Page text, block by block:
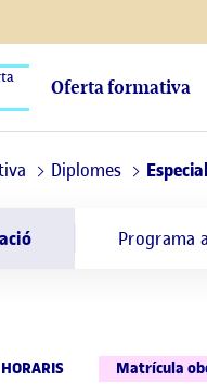
Oferta formativa
Diplomes
Programa
Matrícula